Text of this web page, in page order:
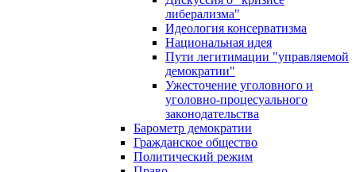
либерализма"
Идеология консерватизма
Национальная идея
Пути легитимации "управляемой
демократии"
Ужесточение уголовного и
уголовно-процесуального
законодательства
Барометр демократии
Гражданское общество
Политический режим